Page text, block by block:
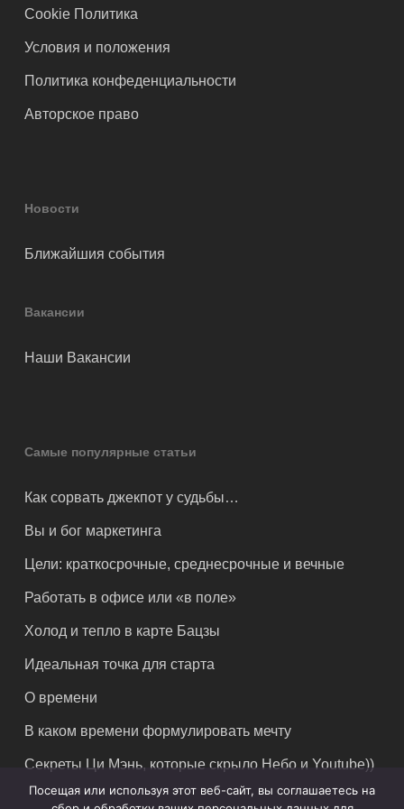
Cookie Политика
Условия и положения
Политика конфеденциальности
Авторское право
Новости
Ближайшия события
Вакансии
Наши Вакансии
Самые популярные статьи
Как сорвать джекпот у судьбы…
Вы и бог маркетинга
Цели: краткосрочные, среднесрочные и вечные
Работать в офисе или «в поле»
Холод и тепло в карте Бацзы
Идеальная точка для старта
О времени
В каком времени формулировать мечту
Секреты Ци Мэнь, которые скрыло Небо и Youtube))
Посещая или используя этот веб-сайт, вы соглашаетесь на